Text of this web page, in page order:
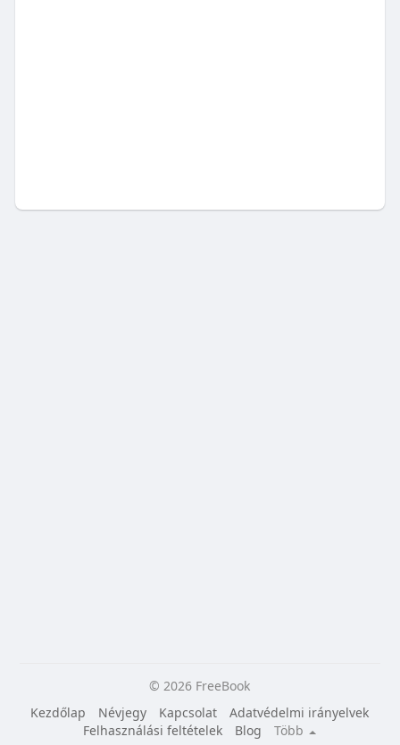
© 2026 FreeBook
Kezdőlap
Névjegy Kapcsolat
Adatvédelmi irányelvek
Felhasználási feltételek
Blog
Több